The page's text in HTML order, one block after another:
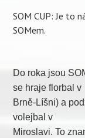
SOM CUP: Je to
SOMem.
Do roka jsou
se hraje florbal v
Brně-Líšni) a
volejbal v
Miroslavi. To